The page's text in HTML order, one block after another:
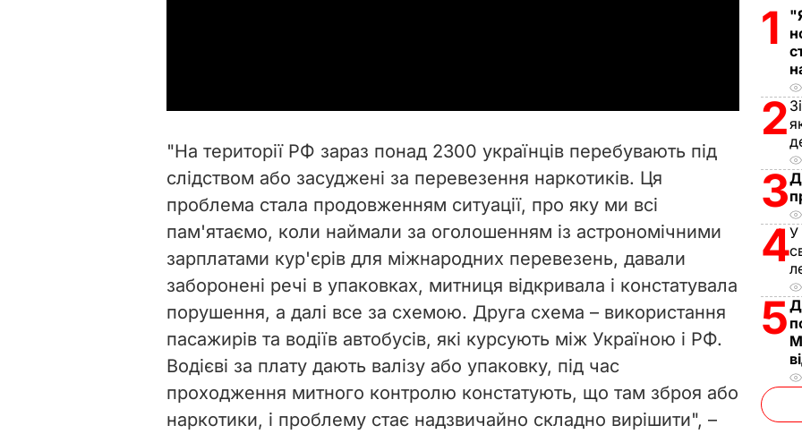
i
d
e
o
"На території РФ зараз понад 2300 українців перебувають під
слідством або засуджені за перевезення наркотиків. Ця
проблема стала продовженням ситуації, про яку ми всі
пам'ятаємо, коли наймали за оголошенням із астрономічними
зарплатами кур'єрів для міжнародних перевезень, давали
заборонені речі в упаковках, митниця відкривала і констатувала
порушення, а далі все за схемою. Друга схема – використання
пасажирів та водіїв автобусів, які курсують між Україною і РФ.
Водієві за плату дають валізу або упаковку, під час
проходження митного контролю констатують, що там зброя або
наркотики, і проблему стає надзвичайно складно вирішити", –
1
2
3
4У
5